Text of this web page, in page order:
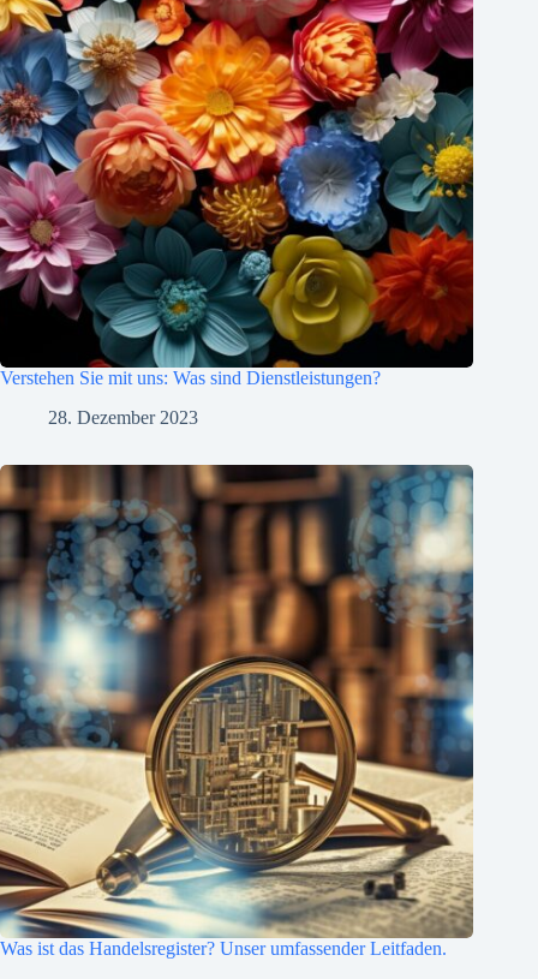
Verstehen Sie mit uns: Was sind Dienstleistungen?
28. Dezember 2023
Was ist das Handelsregister? Unser umfassender Leitfaden.